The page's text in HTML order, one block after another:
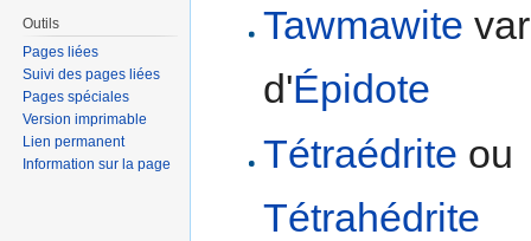
Tawmawite
d'Épidote
Tétraédrite ou
Tétrahédrite
Outils
Pages liées
Suivi des pages liées
Pages spéciales
Version imprimable
Lien permanent
Information sur la page